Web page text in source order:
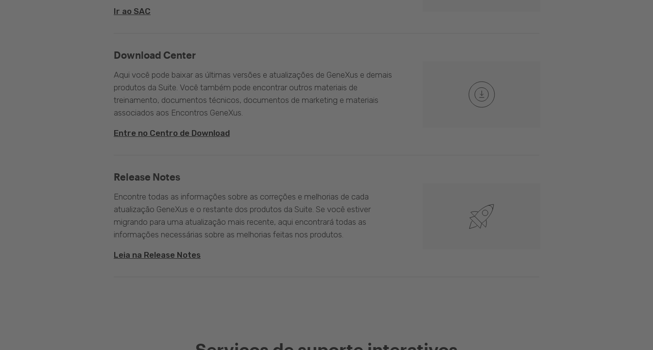
Ir ao SAC
Download Center
Aqui você pode baixar as últimas versões e atualizações de GeneXus e demais
produtos da Suite. Você também pode encontrar outros materiais de
treinamento, documentos técnicos, documentos de marketing e materiais
associados aos Encontros GeneXus.
Entre no Centro de Download
Release Notes
Encontre todas as informações sobre as correções e melhorias de cada
atualização GeneXus e o restante dos produtos da Suite. Se você estiver
migrando para uma atualização mais recente, aqui encontrará todas as
informações necessárias sobre as melhorias feitas nos produtos.
Leia na Release Notes